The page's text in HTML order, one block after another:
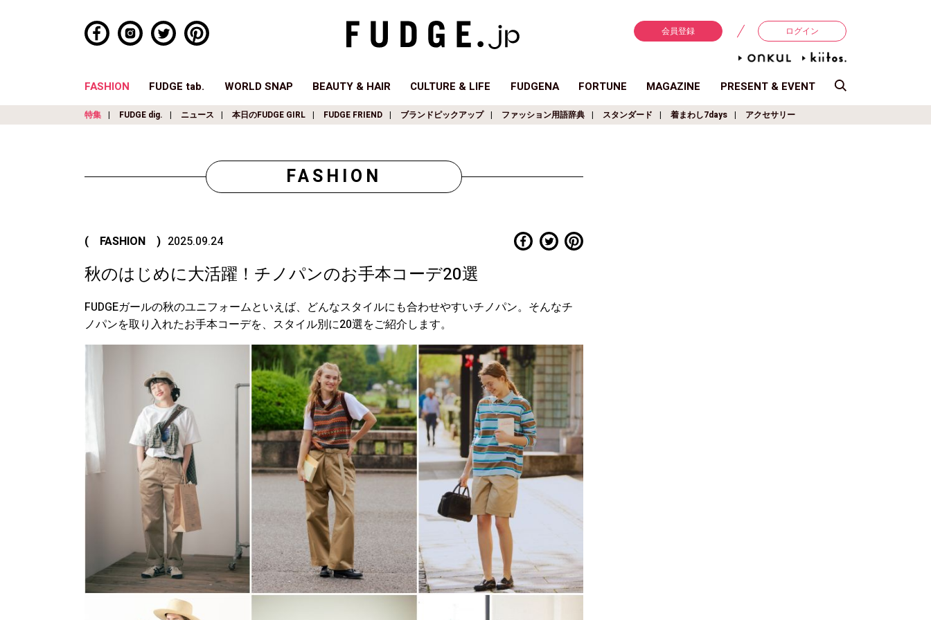
会員登録 ログイン
FASHION FUDGE tab. WORLD SNAP BEAUTY & HAIR CULTURE & LIFE FUDGENA FORTUNE MAGAZINE PRESENT & EVENT
特集 FUDGE dig. ニュース 本日のFUDGE GIRL FUDGE FRIEND ブランドピックアップ ファッション用語辞典 スタンダード 着まわし7days アクセサリー
FASHION
( FASHION ) 2025.09.24
秋のはじめに大活躍！チノパンのお手本コーデ20選
FUDGEガールの秋のユニフォームといえば、どんなスタイルにも合わせやすいチノパン。そんなチ
ノパンを取り入れたお手本コーデを、スタイル別に20選をご紹介します。